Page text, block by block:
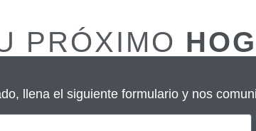
PRÓXIMO
llena el siguiente formulario y nos